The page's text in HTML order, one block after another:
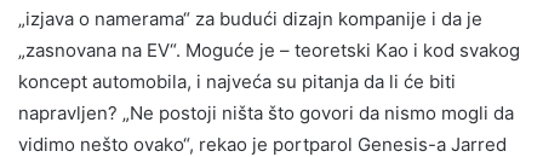
„izjava o namerama“ za budući dizajn kompanije i da je
„zasnovana na EV“. Moguće je – teoretski Kao i kod svakog
koncept automobila, i najveća su pitanja da li će biti
napravljen? „Ne postoji ništa što govori da nismo mogli da
vidimo nešto ovako“, rekao je portparol Genesis-a Jarred